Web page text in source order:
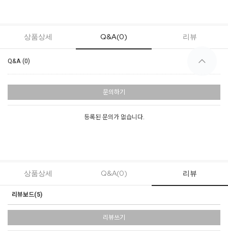
상품상세 Q&A(0) 리뷰
Q&A (0)
문의하기
등록된 문의가 없습니다.
상품상세 Q&A(0) 리뷰
리뷰보드(5)
리뷰쓰기